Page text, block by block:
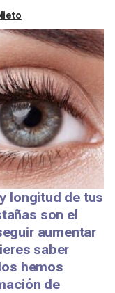
longitud de tus
son el
aumentar
saber
hemos
de